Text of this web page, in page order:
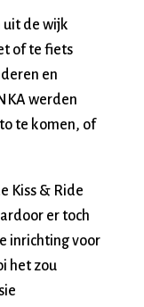
uit de wijk
of te fiets
en
werden
te komen, of
Kiss & Ride
er toch
inrichting voor
het zou